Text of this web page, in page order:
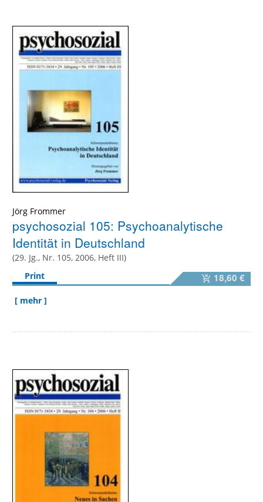
Jörg Frommer
psychosozial 105: Psychoanalytische
Identität in Deutschland
(29. Jg., Nr. 105, 2006, Heft III)
Print
18,60 €
[ mehr ]